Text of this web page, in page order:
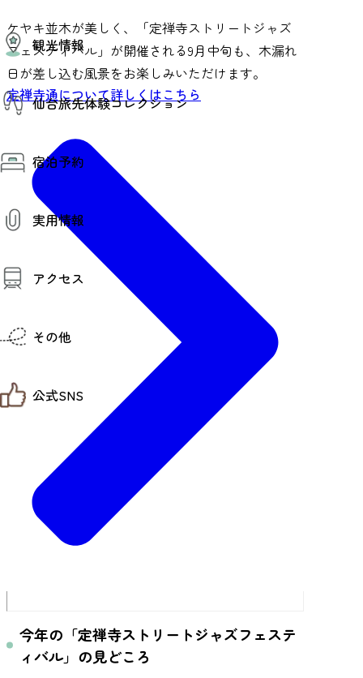
みんなの旅行記
イベント情報
その他イベント情報（音楽・展示会）
スポーツ情報
コンベンション情報
観光情報
観光スポット
温泉
季節のイベント
プロスポーツチーム・プロオーケストラ
仙台の銘品
宿泊施設
仙台観光マップ
仙台旅先体験コレクション
仙台旅先体験コレクション
体験プログラム検索（予約）
体験事業者からのお知らせ
体験事業者
宿泊予約
宿泊予約
実用情報
お役立ち情報
アクセス
仙台までの経路検索
市内の交通情報
その他
お問い合わせ
観光マップ
せんだい旅日和とは
サイト利用規約
プライバシーポリシー
仙臺写真館フォトギャラリー
公式SNS
せんだい旅日和 X
せんだい旅日和 Instagram
せんだい旅日和 Facebook
仙台旅先体験コレクション Facebook
仙台旅先体験コレクション Instagaram
ケヤキ並木が美しく、「定禅寺ストリートジャズ
フェスティバル」が開催される9月中旬も、木漏れ
日が差し込む風景をお楽しみいただけます。
定禅寺通について詳しくはこちら
今年の「定禅寺ストリートジャズフェステ
ィバル」の見どころ